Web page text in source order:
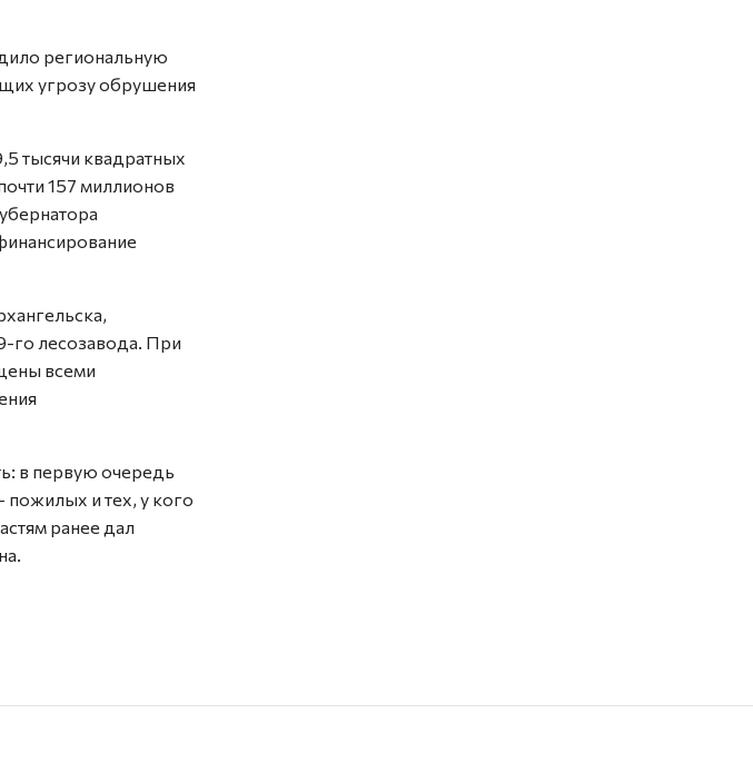
региональную
угрозу обрушения
тысячи квадратных
157 миллионов
го лесозавода. При
всеми
в первую очередь
и тех, у кого
ранее дал